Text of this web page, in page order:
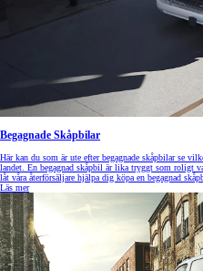
Begagnade Skåpbilar
Här kan du som är ute efter begagnade skåpbilar se
landet. En begagnad skåpbil är lika tryggt som roligt
låt våra återförsäljare hjälpa dig köpa en begagnad
Läs mer